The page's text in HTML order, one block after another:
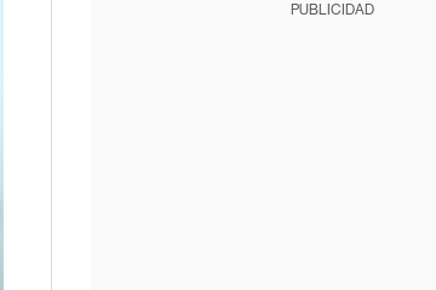
PUBLICIDAD